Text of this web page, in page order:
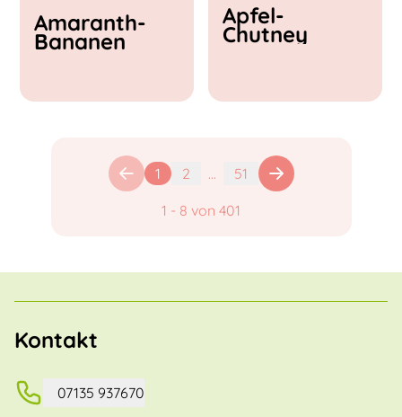
Amaranth-
Bananen
Apfel-
Chutney
1 2 ... 51
1 - 8 von 401
Kontakt
07135 937670